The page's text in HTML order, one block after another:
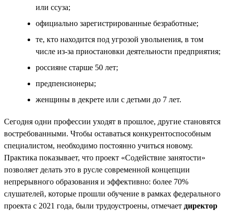
или ссуза;
официально зарегистрированные безработные;
те, кто находится под угрозой увольнения, в том
числе из-за приостановки деятельности предприятия;
россияне старше 50 лет;
предпенсионеры;
женщины в декрете или с детьми до 7 лет.
Сегодня одни профессии уходят в прошлое, другие становятся
востребованными. Чтобы оставаться конкурентоспособным
специалистом, необходимо постоянно учиться новому.
Практика показывает, что проект «Содействие занятости»
позволяет делать это в русле современной концепции
непрерывного образования и эффективно: более 70%
слушателей, которые прошли обучение в рамках федерального
проекта с 2021 года, были трудоустроены, отмечает директор